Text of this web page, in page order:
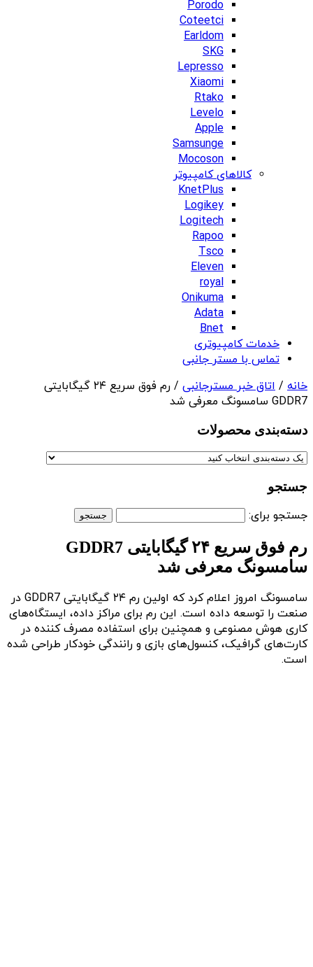
Porodo
Coteetci
Earldom
SKG
Lepresso
Xiaomi
Rtako
Levelo
Apple
Samsunge
Mocoson
کالاهای کامپیوتر
KnetPlus
Logikey
Logitech
Rapoo
Tsco
Eleven
royal
Onikuma
Adata
Bnet
خدمات کامپیوتری
تماس با مستر جانبی
خانه / اتاق خبر مسترجانبی
/ رم فوق سریع ۲۴ گیگابایتی
GDDR7 سامسونگ معرفی شد
دسته‌بندی‌ محصولات
جستجو
جستجو برای:
رم فوق سریع ۲۴ گیگابایتی GDDR7
سامسونگ معرفی شد
سامسونگ امروز اعلام کرد که اولین رم ۲۴ گیگابایتی GDDR7 در
صنعت را توسعه داده است. این رم برای مراکز داده، ایستگاه‌های
کاری هوش مصنوعی و همچنین برای استفاده مصرف کننده در
کارت‌های گرافیک، کنسول‌های بازی و رانندگی خودکار طراحی شده
است.